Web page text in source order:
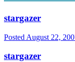
stargazer
Posted August 22,
stargazer